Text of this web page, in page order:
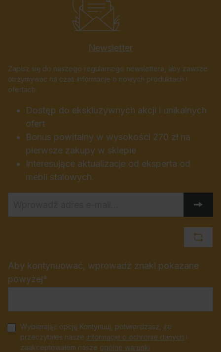
Newsletter
Zapisz się do naszego regularnego newslettera, aby zawsze
otrzymywać na czas informacje o nowych produktach i
ofertach.
Dostęp do ekskluzywnych akcji i unikalnych
ofert
Bonus powitalny w wysokości 270 zł na
pierwsze zakupy w sklepie
Interesujące aktualizacje od eksperta od
mebli stalowych.
Aby kontynuować, wprowadź znaki pokazane
powyżej*
Wybierając opcję Kontynuuj, potwierdzasz, że
przeczytałeś nasze informacje o ochronie danych i
zaakceptowałem nasze ogólne warunki.